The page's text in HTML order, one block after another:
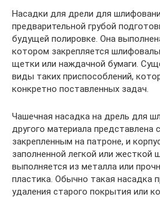
Насадки для дрели для
предварительной грубой
будущей полировке. Она
котором закрепляется
щетки или наждачной бумаги.
виды таких приспособлений,
конкретно поставленных задач.
Чашечная насадка на дрель для
другого материала представлена
закрепленным на патроне, и
заполненной легкой или жесткой
выполняется из металла или
пластика. Обычно такая насадка
удаления старого покрытия или